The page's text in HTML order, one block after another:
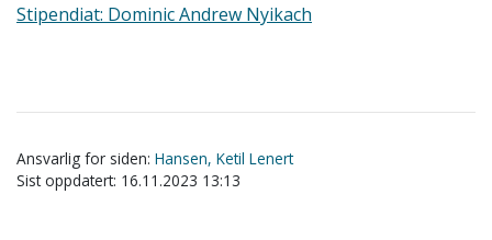
Stipendiat: Dominic Andrew Nyikach
Ansvarlig for siden: Hansen, Ketil Lenert
Sist oppdatert: 16.11.2023 13:13